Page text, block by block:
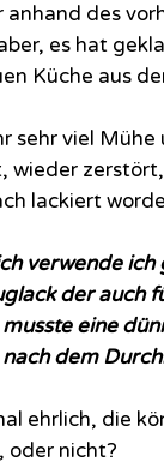
anhand des
es hat
Küche aus
sehr viel
wieder
lackiert
verwende ich
der auch
eine
dem
ehrlich, die
oder nicht?